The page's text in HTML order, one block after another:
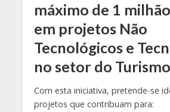
máximo de 1
em projetos Não
Tecnológicos e
no setor do
Com esta iniciativa, pretende-se
projetos que contribuam para: